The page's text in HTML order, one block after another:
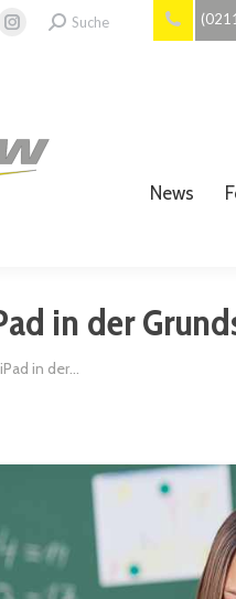
Instagram
new
window
Search:
Suche
News
in der
in der…